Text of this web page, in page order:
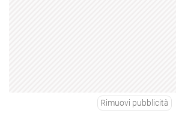
Rimuovi pubblicità